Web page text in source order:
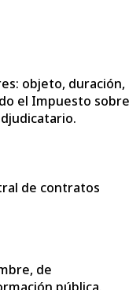
objeto, duración,
el Impuesto sobre
de contratos
de